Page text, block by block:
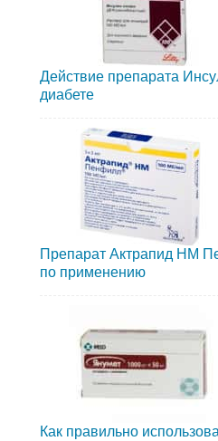
Действие препарата
диабете
Препарат Актрапид НМ
по применению
Как правильно